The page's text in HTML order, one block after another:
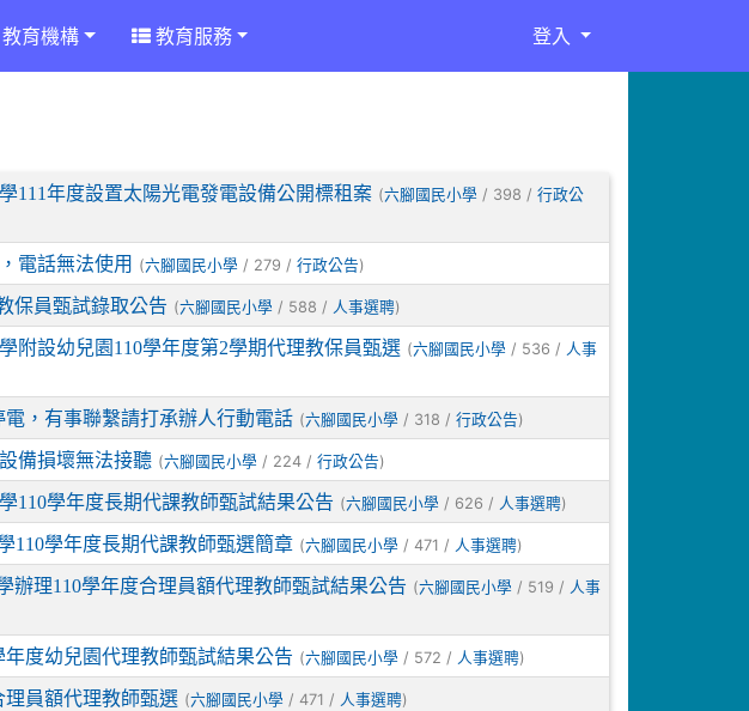
教育機構 教育服務 登入
111年度設置太陽光電發電設備公開標租案 (六腳國民小學 / 398 / 行政公
電話無法使用 (六腳國民小學 / 279 / 行政公告)
保員甄試錄取公告 (六腳國民小學 / 588 / 人事選聘)
附設幼兒園110學年度第2學期代理教保員甄選 (六腳國民小學 / 536 / 人事
，有事聯繫請打承辦人行動電話 (六腳國民小學 / 318 / 行政公告)
備損壞無法接聽 (六腳國民小學 / 224 / 行政公告)
110學年度長期代課教師甄試結果公告 (六腳國民小學 / 626 / 人事選聘)
110學年度長期代課教師甄選簡章 (六腳國民小學 / 471 / 人事選聘)
辦理110學年度合理員額代理教師甄試結果公告 (六腳國民小學 / 519 / 人事
度幼兒園代理教師甄試結果公告 (六腳國民小學 / 572 / 人事選聘)
理員額代理教師甄選 (六腳國民小學 / 471 / 人事選聘)